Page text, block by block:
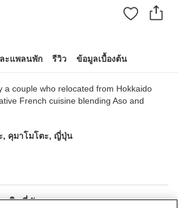
ะแพลนพัก รีวิว ข้อมูลเบื้องต้น
a couple who relocated from Hokkaido
French cuisine blending Aso and
, คุมาโมโตะ, ญี่ปุ่น
กในที่พัก